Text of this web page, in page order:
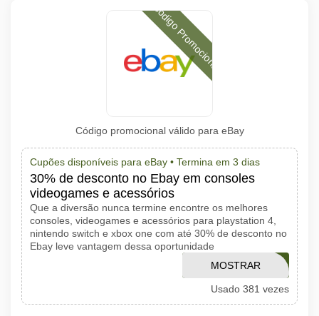
Código Promocional
Código promocional válido para eBay
Cupões disponíveis para eBay • Termina em 3 dias
30% de desconto no Ebay em consoles
videogames e acessórios
Que a diversão nunca termine encontre os melhores
consoles, videogames e acessórios para playstation 4,
nintendo switch e xbox one com até 30% de desconto no
Ebay leve vantagem dessa oportunidade
CMXP2016
MOSTRAR
CÓDIGO
Usado 381 vezes